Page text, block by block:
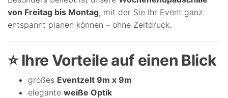
von Freitag bis Montag, mit der Sie Ihr Event ganz
entspannt planen können – ohne Zeitdruck.
⭐ Ihre Vorteile auf einen Blick
großes Eventzelt 9m x 9m
elegante weiße Optik